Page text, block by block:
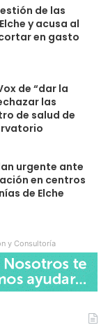
de las
y acusa al
en gasto
de “dar la
las
de salud de
urgente ante
en centros
de Elche
y Consultoría